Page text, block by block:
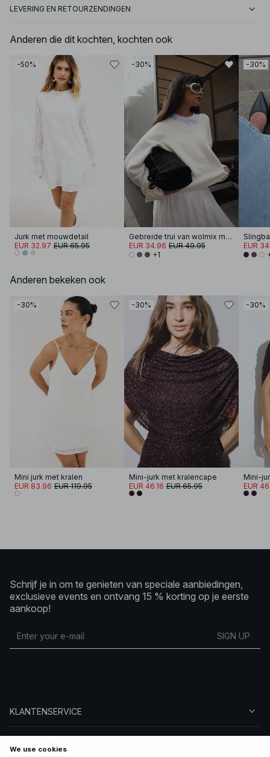
LEVERING EN RETOURZENDINGEN
Anderen die dit kochten, kochten ook
-50%
Jurk met mouwdetail
EUR 32.97 EUR 65.95
-30%
Gebreide trui van wolmix met lage hals
EUR 34.96 EUR 49.95
+1
-30%
EUR
Anderen bekeken ook
-30%
Mini jurk met kralen
EUR 83.96 EUR 119.95
-30%
Mini-jurk met kralencape
EUR 46.16 EUR 65.95
-30%
Mini-
EUR
Schrijf je in om te genieten van speciale aanbiedingen,
exclusieve events en ontvang 15 % korting op je eerste
aankoop!
SIGN UP
KLANTENSERVICE